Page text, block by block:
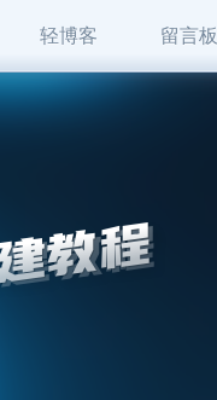
轻博客 留言板
程